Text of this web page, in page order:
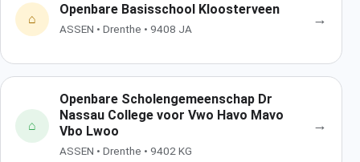
⌂
Openbare Basisschool Kloosterveen
ASSEN • Drenthe • 9408 JA
→
⌂
Openbare Scholengemeenschap Dr
Nassau College voor Vwo Havo Mavo
Vbo Lwoo
ASSEN • Drenthe • 9402 KG
→